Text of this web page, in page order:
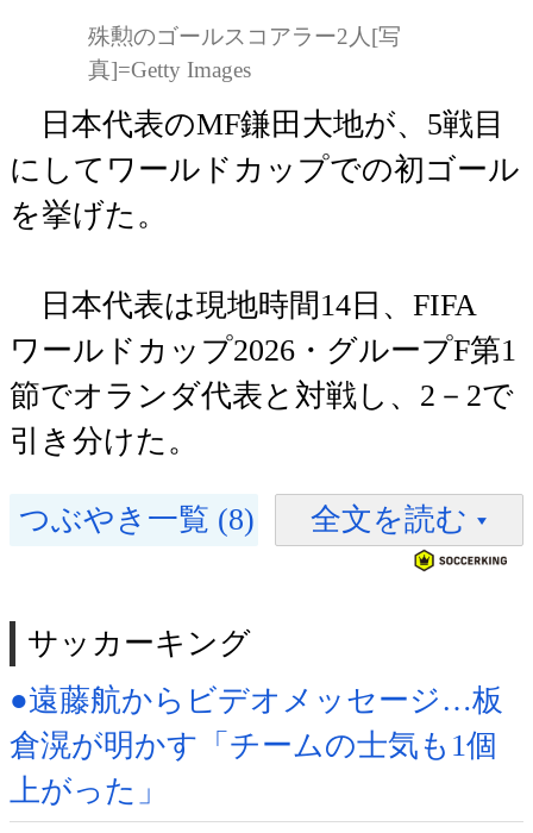
殊勲のゴールスコアラー2人[写
真]=Getty Images
日本代表のMF鎌田大地が、5戦目
にしてワールドカップでの初ゴール
を挙げた。
日本代表は現地時間14日、FIFA
ワールドカップ2026・グループF第1
節でオランダ代表と対戦し、2－2で
引き分けた。
つぶやき一覧 (8) 全文を読む
サッカーキング
●遠藤航からビデオメッセージ…板
倉滉が明かす「チームの士気も1個
上がった」